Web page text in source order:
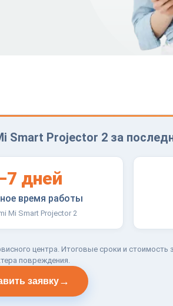
Smart Projector 2 за
дней
время работы
Mi Smart Projector 2
центра. Итоговые сроки и стоимость
повреждения.
заявку→